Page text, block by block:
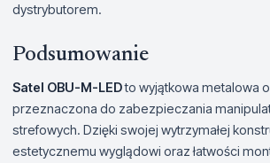
dystrybutorem.
Podsumowanie
Satel OBU-M-LEDto wyjątkowa metalowa
przeznaczona do zabezpieczania
strefowych. Dzięki swojej wytrzymałej
estetycznemu wyglądowi oraz łatwości